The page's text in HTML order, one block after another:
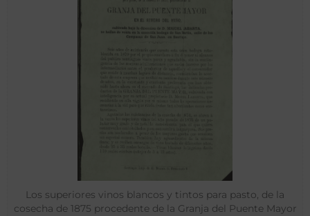
Los superiores vinos blancos y tintos para pasto, de la
cosecha de 1875 procedente de la Granja del Puente Mayor